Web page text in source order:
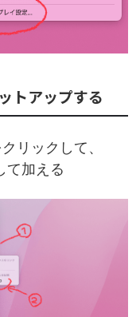
トアップする
リックして、
て加える